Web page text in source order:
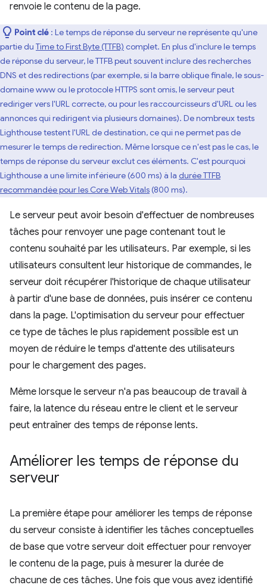
renvoie le contenu de la page.
Point clé : Le temps de réponse du serveur ne représente qu'une
partie du Time to First Byte (TTFB) complet. En plus d'inclure le temps
de réponse du serveur, le TTFB peut souvent inclure des recherches
DNS et des redirections (par exemple, si la barre oblique finale, le sous-
domaine www ou le protocole HTTPS sont omis, le serveur peut
rediriger vers l'URL correcte, ou pour les raccourcisseurs d'URL ou les
annonces qui redirigent via plusieurs domaines). De nombreux tests
Lighthouse testent l'URL de destination, ce qui ne permet pas de
mesurer le temps de redirection. Même lorsque ce n'est pas le cas, le
temps de réponse du serveur exclut ces éléments. C'est pourquoi
Lighthouse a une limite inférieure (600 ms) à la durée TTFB
recommandée pour les Core Web Vitals(800 ms).
Le serveur peut avoir besoin d'effectuer de nombreuses
tâches pour renvoyer une page contenant tout le
contenu souhaité par les utilisateurs. Par exemple, si les
utilisateurs consultent leur historique de commandes, le
serveur doit récupérer l'historique de chaque utilisateur
à partir d'une base de données, puis insérer ce contenu
dans la page. L'optimisation du serveur pour effectuer
ce type de tâches le plus rapidement possible est un
moyen de réduire le temps d'attente des utilisateurs
pour le chargement des pages.
Même lorsque le serveur n'a pas beaucoup de travail à
faire, la latence du réseau entre le client et le serveur
peut entraîner des temps de réponse lents.
Améliorer les temps de réponse du
serveur
La première étape pour améliorer les temps de réponse
du serveur consiste à identifier les tâches conceptuelles
de base que votre serveur doit effectuer pour renvoyer
le contenu de la page, puis à mesurer la durée de
chacune de ces tâches. Une fois que vous avez identifié